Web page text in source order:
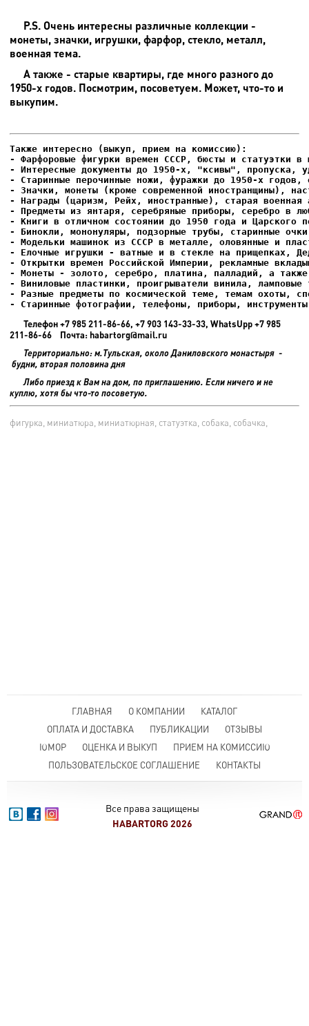
P.S. Очень интересны различные коллекции -
монеты, значки, игрушки, фарфор, стекло, металл,
военная тема.
А также - старые квартиры, где много разного до
1950-х годов. Посмотрим, посоветуем. Может, что-то и
выкупим.
- Фарфоровые фигурки времен СССР, бюсты и статуэтки в
- Интересные документы до 1950-х, "ксивы", пропуска,
- Елочные игрушки - ватные и в стекле на прищепках,
- Старинные фотографии, телефоны, приборы,
Телефон +7 985 211-86-66, +7 903 143-33-33, WhatsUpp +7 985
211-86-66 Почта: habartorg@mail.ru
Территориально: м.Тульская, около Даниловского монастыря -
будни, вторая половина дня
Либо приезд к Вам на дом, по приглашению. Если ничего и не
куплю, хотя бы что-то посоветую.
фигурка, миниатюра, миниатюрная, статуэтка, собака, собачка,
ГЛАВНАЯ О КОМПАНИИ
КАТАЛОГ
ОПЛАТА И ДОСТАВКА
ПУБЛИКАЦИИ
ОТЗЫВЫ
ЮМОР
ОЦЕНКА И ВЫКУП
ПРИЕМ НА КОМИССИЮ
ПОЛЬЗОВАТЕЛЬСКОЕ СОГЛАШЕНИЕ
КОНТАКТЫ
Все права защищены
HABARTORG 2026